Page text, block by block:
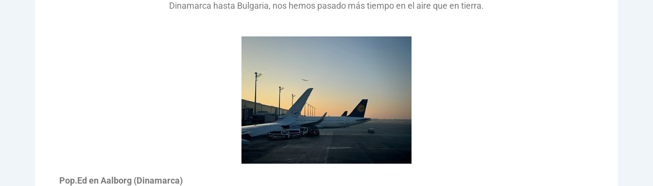
Dinamarca hasta Bulgaria, nos hemos pasado más tiempo en el aire que en tierra.
Pop.Ed en Aalborg (Dinamarca)